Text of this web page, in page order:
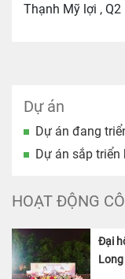
Thạnh Mỹ lợi , Q2
Dự án
Dự án đang
Dự án sắp triển
HOẠT ĐỘNG
Đại